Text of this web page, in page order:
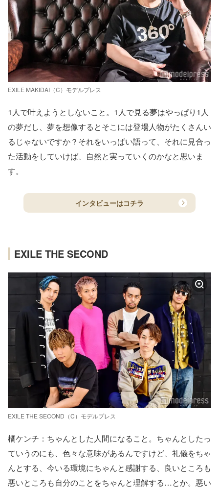
EXILE MAKIDAI（C）モデルプレス
1人で叶えようとしないこと。1人で見る夢はやっぱり1人
の夢だし、夢を想像するとそこには登場人物がたくさんい
るじゃないですか？それをいっぱい語って、それに見合っ
た活動をしていけば、自然と実っていくのかなと思いま
す。
インタビューはコチラ
EXILE THE SECOND
EXILE THE SECOND（C）モデルプレス
橘ケンチ：ちゃんとした人間になること。ちゃんとしたっ
ていうのにも、色々な意味があるんですけど、礼儀をちゃ
んとする、今いる環境にちゃんと感謝する、良いところも
悪いところも自分のことをちゃんと理解する…とか。悪い